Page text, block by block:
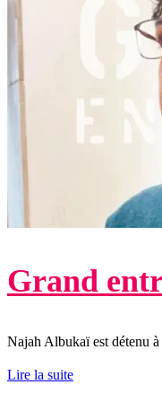
Grand
Najah Albukaï est détenu
Lire la suite